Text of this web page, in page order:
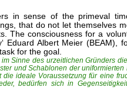
in sense of the primeval
that do not let themselves
The consciousness for a
Eduard Albert Meier (BEAM),
for the goal.
Sinne des urzeitlichen Gründers
und Schablonen der
ideale Voraussetzung für eine
bedürfen sich in